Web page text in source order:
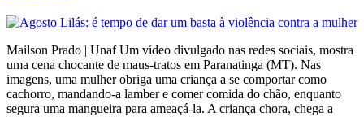
Mailson Prado | Unaf Um vídeo divulgado nas redes sociais, mostra
uma cena chocante de maus-tratos em Paranatinga (MT). Nas
imagens, uma mulher obriga uma criança a se comportar como
cachorro, mandando-a lamber e comer comida do chão, enquanto
segura uma mangueira para ameaçá-la. A criança chora, chega a